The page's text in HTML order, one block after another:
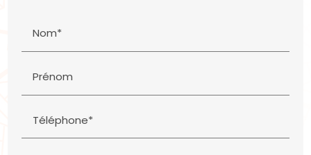
Nom*
Prénom
Téléphone*